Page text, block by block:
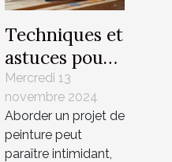
Techniques et
astuces pour
appliquer
différentes
peintures
efficacement
Mercredi 13
novembre 2024
Aborder un projet de
peinture peut
paraître intimidant,